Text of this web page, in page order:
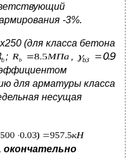
-3%.
(для класса бетона
;
,
для арматуры класса
несущая
окончательно